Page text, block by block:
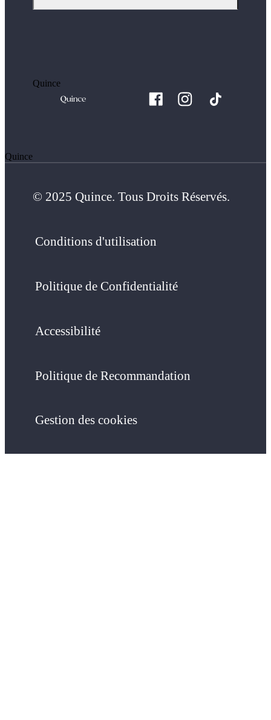
Quince
Quince
© 2025 Quince. Tous Droits Réservés.
Conditions d'utilisation
Politique de Confidentialité
Accessibilité
Politique de Recommandation
Gestion des cookies